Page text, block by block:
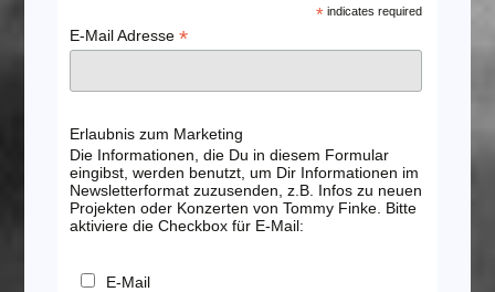
* indicates required
E-Mail Adresse *
Erlaubnis zum Marketing
Die Informationen, die Du in diesem Formular
eingibst, werden benutzt, um Dir Informationen im
Newsletterformat zuzusenden, z.B. Infos zu neuen
Projekten oder Konzerten von Tommy Finke. Bitte
aktiviere die Checkbox für E-Mail:
E-Mail